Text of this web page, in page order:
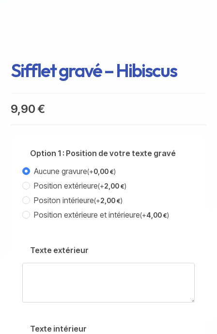
Sifflet gravé – Hibiscus
9,90€
Option 1 : Position de votre texte gravé
Aucune gravure(+0,00€)
Position extérieure(+2,00€)
Positon intérieure(+2,00€)
Position extérieure et intérieure(+4,00€)
Texte extérieur
Texte intérieur